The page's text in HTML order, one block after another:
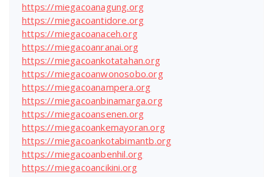
https://miegacoanagung.org
https://miegacoantidore.org
https://miegacoanaceh.org
https://miegacoanranai.org
https://miegacoankotatahan.org
https://miegacoanwonosobo.org
https://miegacoanampera.org
https://miegacoanbinamarga.org
https://miegacoansenen.org
https://miegacoankemayoran.org
https://miegacoankotabimantb.org
https://miegacoanbenhil.org
https://miegacoancikini.org